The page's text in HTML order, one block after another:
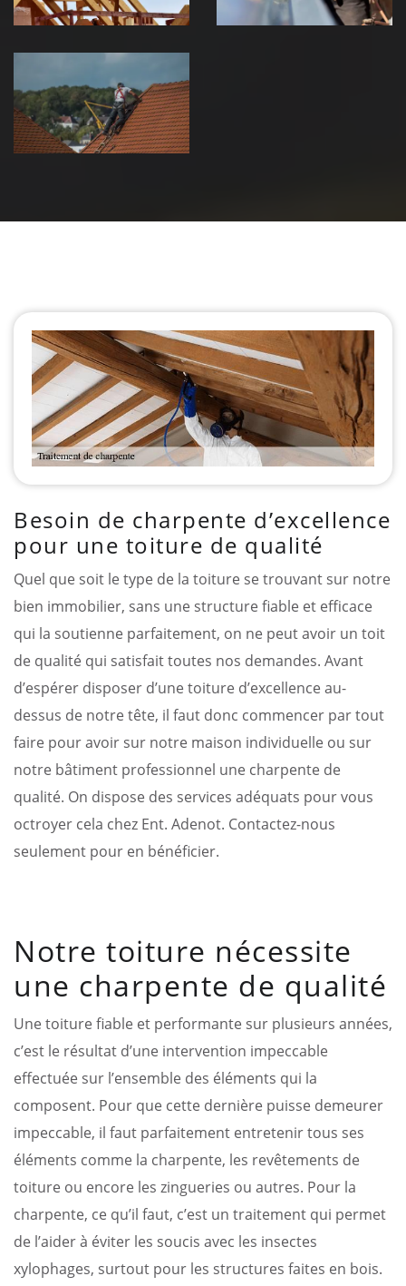
Urgence fuite
de toiture 39
Jura
Besoin de charpente d’excellence
pour une toiture de qualité
Quel que soit le type de la toiture se trouvant sur notre
bien immobilier, sans une structure fiable et efficace
qui la soutienne parfaitement, on ne peut avoir un toit
de qualité qui satisfait toutes nos demandes. Avant
d’espérer disposer d’une toiture d’excellence au-
dessus de notre tête, il faut donc commencer par tout
faire pour avoir sur notre maison individuelle ou sur
notre bâtiment professionnel une charpente de
qualité. On dispose des services adéquats pour vous
octroyer cela chez Ent. Adenot. Contactez-nous
seulement pour en bénéficier.
Notre toiture nécessite
une charpente de qualité
Une toiture fiable et performante sur plusieurs années,
c’est le résultat d’une intervention impeccable
effectuée sur l’ensemble des éléments qui la
composent. Pour que cette dernière puisse demeurer
impeccable, il faut parfaitement entretenir tous ses
éléments comme la charpente, les revêtements de
toiture ou encore les zingueries ou autres. Pour la
charpente, ce qu’il faut, c’est un traitement qui permet
de l’aider à éviter les soucis avec les insectes
xylophages, surtout pour les structures faites en bois.